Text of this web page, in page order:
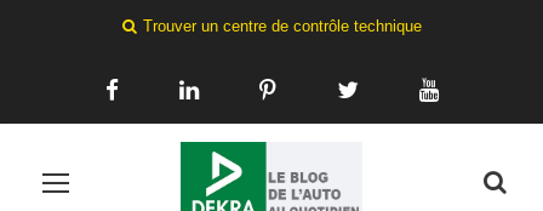
Trouver un centre de contrôle technique